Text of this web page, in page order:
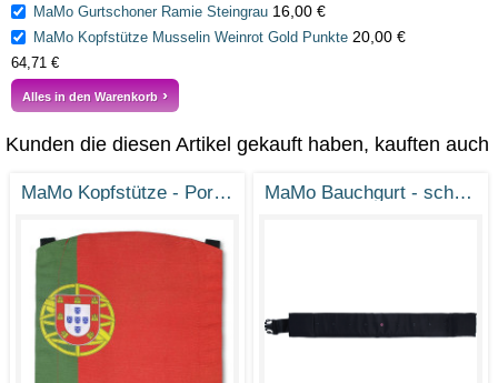
MaMo Gurtschoner Ramie Steingrau 16,00 €
MaMo Kopfstütze Musselin Weinrot Gold Punkte 20,00 €
64,71 €
Alles in den Warenkorb
Kunden die diesen Artikel gekauft haben, kauften auch
MaMo Kopfstütze - Portugal MaMo Bauchgurt - schwarz